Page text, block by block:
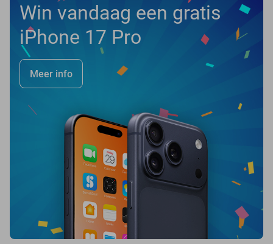
Win vandaag een gratis
iPhone 17 Pro
Meer info